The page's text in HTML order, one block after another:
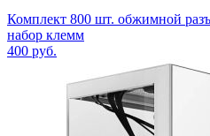
Комплект 800 шт. обжимной
набор клемм
400 руб.